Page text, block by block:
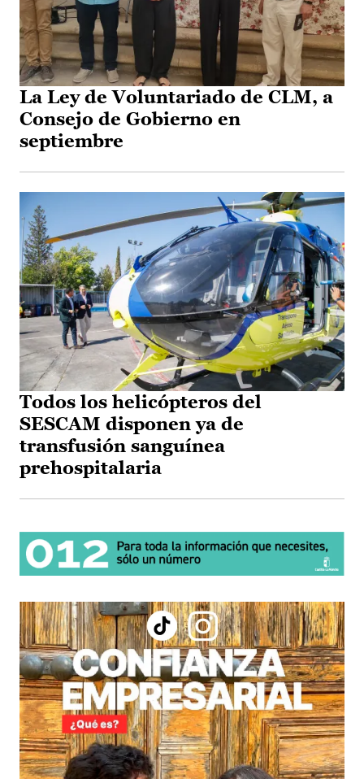
La Ley de Voluntariado de CLM, a
Consejo de Gobierno en
septiembre
Todos los helicópteros del
SESCAM disponen ya de
transfusión sanguínea
prehospitalaria